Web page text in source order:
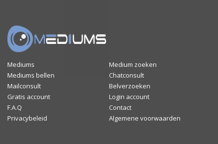
Mediums
Medium zoeken
Mediums bellen
Chatconsult
Mailconsult
Belverzoeken
Gratis account
Login account
F.A.Q
Contact
Privacybeleid
Algemene voorwaarden